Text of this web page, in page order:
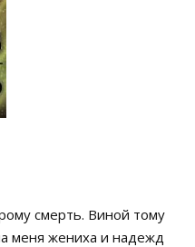
смерть. Виной тому
меня жениха и надежд